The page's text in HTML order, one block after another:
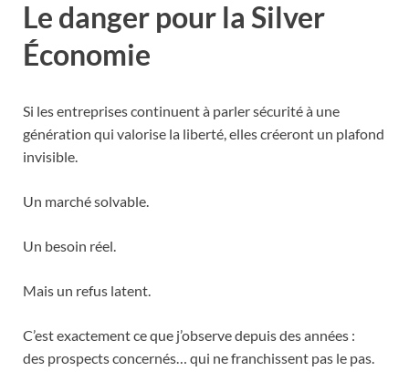
Le danger pour la Silver
Économie
Si les entreprises continuent à parler sécurité à une
génération qui valorise la liberté, elles créeront un plafond
invisible.
Un marché solvable.
Un besoin réel.
Mais un refus latent.
C’est exactement ce que j’observe depuis des années :
des prospects concernés… qui ne franchissent pas le pas.